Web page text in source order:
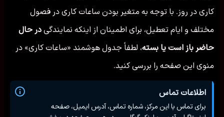
کاری در روز. با توجه به متغیر بودن ساعات کاری در فصول
مختلف و ایام تعطیل، برای اطمینان از اینکه نمایندگی در حال
حاضر باز است یا بسته، لطفاً جدول هوشمند «ساعات کاری» در
منوی این صفحه را بررسی کنید.
اطلاعات تماس
برای تماس با این مرکز، شماره تماس، آدرس ایمیل، صفحه